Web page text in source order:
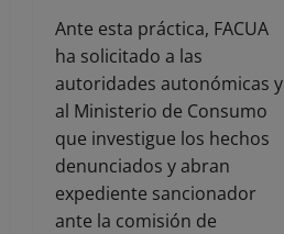
Ante esta práctica, FACUA
ha solicitado a las
autoridades autonómicas y
al Ministerio de Consumo
que investigue los hechos
denunciados y abran
expediente sancionador
ante la comisión de